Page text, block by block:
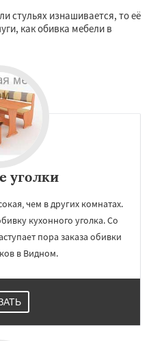
стульях изнашивается, то её
как обивка мебели в
уголки
чем в других комнатах.
кухонного уголка. Со
пора заказа обивки
в Видном.